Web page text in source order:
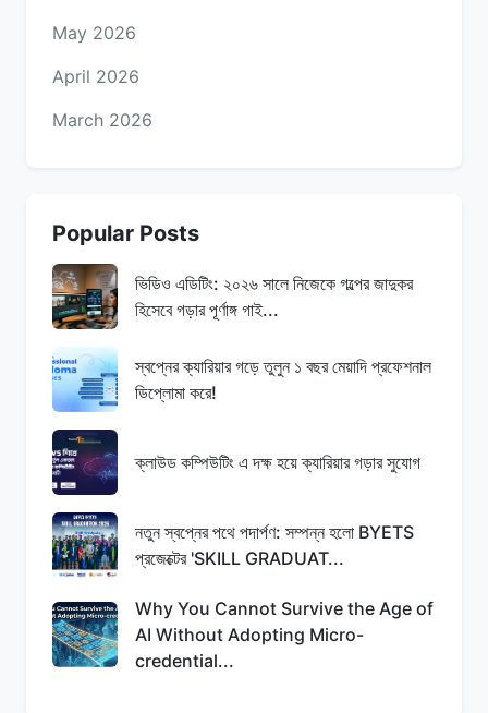
May 2026
April 2026
March 2026
Popular Posts
ভিডিও এডিটিং: ২০২৬ সালে নিজেকে গল্পের জাদুকর
হিসেবে গড়ার পূর্ণাঙ্গ গাই...
স্বপ্নের ক্যারিয়ার গড়ে তুলুন ১ বছর মেয়াদি প্রফেশনাল
ডিপ্লোমা করে!
ক্লাউড কম্পিউটিং এ দক্ষ হয়ে ক্যারিয়ার গড়ার সুযোগ
নতুন স্বপ্নের পথে পদার্পণ: সম্পন্ন হলো BYETS
প্রজেক্টের 'SKILL GRADUAT...
Why You Cannot Survive the Age of
AI Without Adopting Micro-
credential...